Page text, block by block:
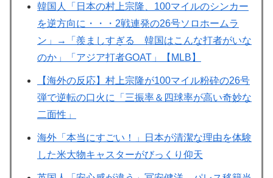
韓国人「日本の村上宗隆、100マイルのシンカー
を逆方向に・・・2戦連発の26号ソロホームラ
ン」→「羨ましすぎる 韓国はこんな打者がいな
のか」「アジア打者GOAT」【MLB】
【海外の反応】村上宗隆が100マイル粉砕の26号
弾で逆転の口火に「三振率＆四球率が高い奇妙な
二面性」
海外「本当にすごい！」日本が清潔な理由を体験
した米大物キャスターがびっくり仰天